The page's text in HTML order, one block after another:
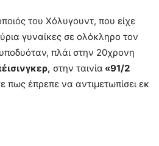
του Χόλυγουντ, που είχε
γυναίκες σε ολόκληρο τον
πλάι στην 20χρονη
στην ταινία «91/2
πως έπρεπε να αντιμετωπίσει εκ